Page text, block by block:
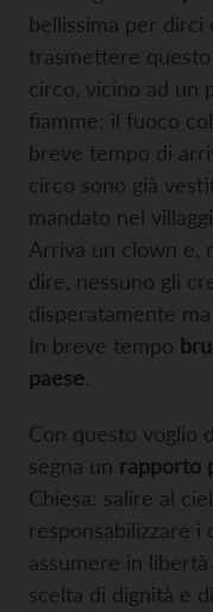
bellissima per dirci
trasmettere questo
circo, vicino ad un
fiamme; il fuoco
breve tempo di
circo sono già
mandato nel
Arriva un clown e,
dire, nessuno gli
disperatamente
In breve tempo
paese.
Con questo voglio
segna un rapporto
Chiesa: salire al
responsabilizzare
assumere in
scelta di dignità e